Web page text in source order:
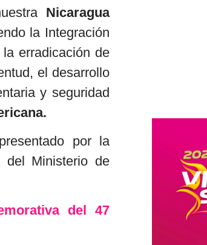
Nicaragua
la Integración
erradicación de
el desarrollo
y seguridad
por la
del Ministerio de
del 47